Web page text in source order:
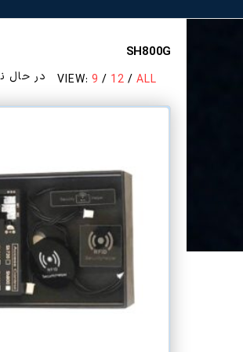
SH800G
VIEW: 9 / 12 / ALL در حال